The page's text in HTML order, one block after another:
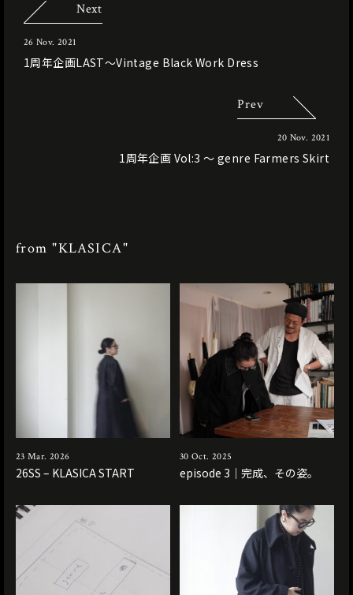
Next
26 Nov. 2021
1周年企画LAST〜Vintage Black Work Dress
Prev
20 Nov. 2021
1周年企画 Vol:3 〜 genre Farmers Skirt
from "KLASICA"
23 Mar. 2026
26SS – KLASICA START
30 Oct. 2025
episode 3｜完成、その姿。